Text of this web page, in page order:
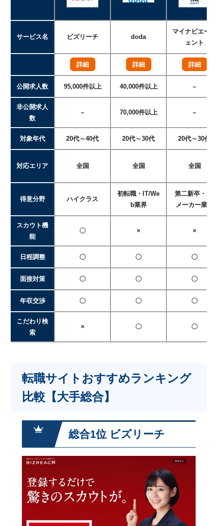
サービス名 ビズリーチ doda
マイナビエージ
ェント
詳細 詳細 詳細
公開求人数 95,000件以上 40,000件以上 –
非公開求人
数
– 70,000件以上 –
対象年代 20代～40代 20代～30代 20代～30代
対応エリア 全国 全国 全国
得意分野 ハイクラス
初転職・IT/We
b業界
第二新卒・IT/
メーカー業界
スカウト機
能
〇 × ×
日程調整 〇 〇 〇
面接対策 〇 〇 〇
年収交渉 〇 〇 〇
こだわり検
索
× 〇 〇
転職サイトおすすめランキング
比較【大手総合】
総合1位 ビズリーチ